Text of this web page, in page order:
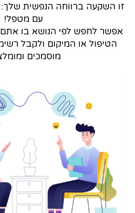
זו השקעה ברווחה הנפשית שלך:
עם מטפל!
אפשר לחפש לפי הנושא בו אתם
הטיפול או המיקום ולקבל
מוסמכים